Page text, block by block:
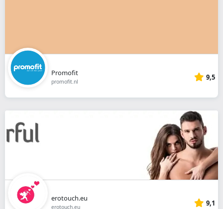
Promofit
promofit.nl 9,5
erotouch.eu
erotouch.eu 9,1